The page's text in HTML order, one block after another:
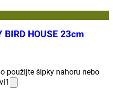
BIRD HOUSE 23cm
použijte šipky nahoru nebo
1